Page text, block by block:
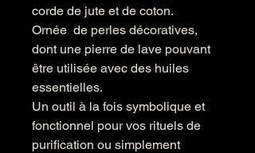
corde de jute et de coton.
Ornée de perles décoratives,
dont une pierre de lave pouvant
être utilisée avec des huiles
essentielles.
Un outil à la fois symbolique et
fonctionnel pour vos rituels de
purification ou simplement